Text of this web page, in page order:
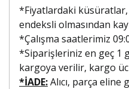
*Fiyatlardaki küsüratlar,
endeksli olmasından
*Çalışma saatlerimiz
*Siparişleriniz en geç 1
kargoya verilir, kargo
*İADE:Alıcı, parça